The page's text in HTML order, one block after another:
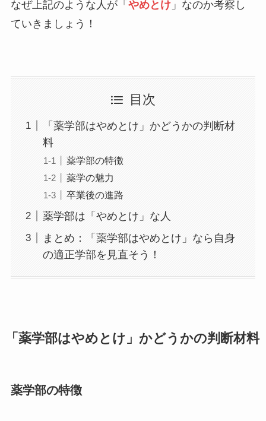
なぜ上記のような人が「 やめとけ」なのか考察し
ていきましょう！
目次
「薬学部はやめとけ」かどうかの判断材
料
薬学部の特徴
薬学の魅力
卒業後の進路
薬学部は「やめとけ」な人
まとめ：「薬学部はやめとけ」なら自身
の適正学部を見直そう！
「薬学部はやめとけ」かどうかの判断材料
薬学部の特徴